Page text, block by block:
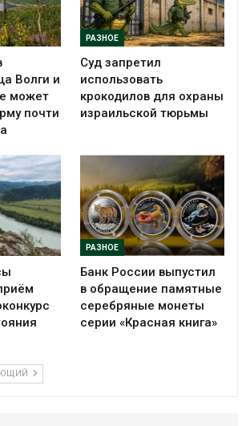
Волги и
может
почти
РАЗНОЕ
Суд запретил
использовать
крокодилов для охраны
израильской тюрьмы
РАЗНОЕ
Банк России выпустил
в обращение памятные
серебряные монеты
серии «Красная книга»